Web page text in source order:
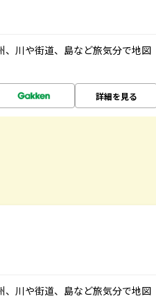
、川や街道、島など旅気分で地図
詳細を見る
、川や街道、島など旅気分で地図